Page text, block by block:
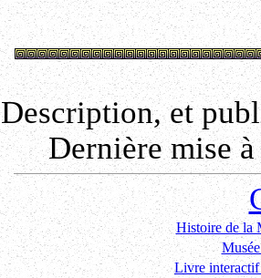
Description, et
Dernière mise
Histoire de la
Livre interactif